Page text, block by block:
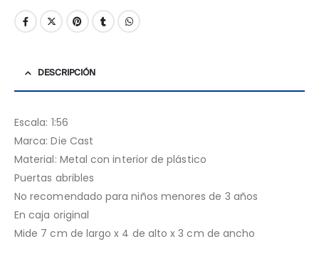
DESCRIPCIÓN
Escala: 1:56
Marca: Die Cast
Material: Metal con interior de plástico
Puertas abribles
No recomendado para niños menores de 3 años
En caja original
Mide 7 cm de largo x 4 de alto x 3 cm de ancho